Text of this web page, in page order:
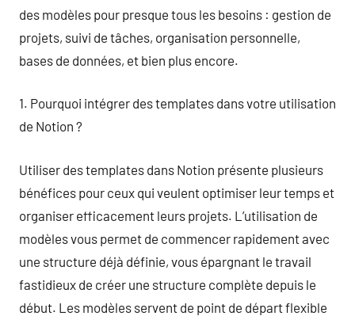
des modèles pour presque tous les besoins : gestion de
projets, suivi de tâches, organisation personnelle,
bases de données, et bien plus encore.
1. Pourquoi intégrer des templates dans votre utilisation
de Notion ?
Utiliser des templates dans Notion présente plusieurs
bénéfices pour ceux qui veulent optimiser leur temps et
organiser efficacement leurs projets. L’utilisation de
modèles vous permet de commencer rapidement avec
une structure déjà définie, vous épargnant le travail
fastidieux de créer une structure complète depuis le
début. Les modèles servent de point de départ flexible